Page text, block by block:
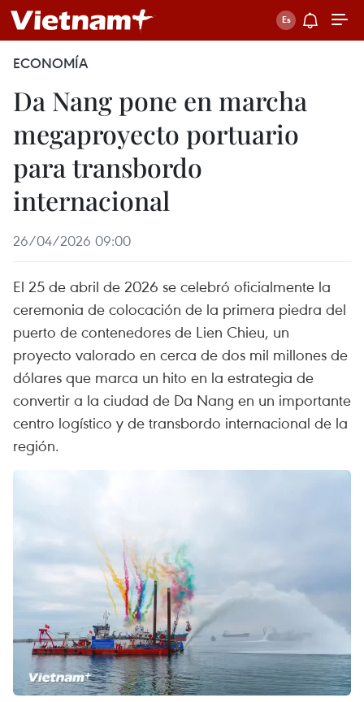
ECONOMÍA
Da Nang pone en marcha
megaproyecto portuario
para transbordo
internacional
26/04/2026 09:00
El 25 de abril de 2026 se celebró oficialmente la
ceremonia de colocación de la primera piedra del
puerto de contenedores de Lien Chieu, un
proyecto valorado en cerca de dos mil millones de
dólares que marca un hito en la estrategia de
convertir a la ciudad de Da Nang en un importante
centro logístico y de transbordo internacional de la
región.